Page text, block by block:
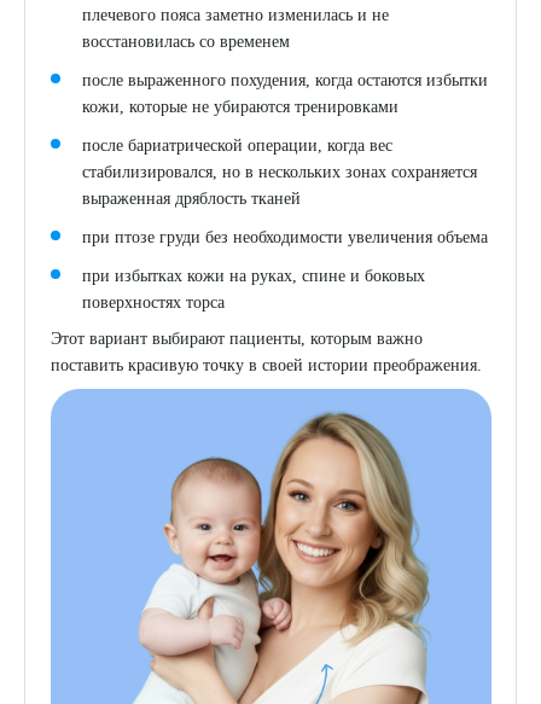
плечевого пояса заметно изменилась и не
восстановилась со временем
после выраженного похудения, когда остаются избытки
кожи, которые не убираются тренировками
после бариатрической операции, когда вес
стабилизировался, но в нескольких зонах сохраняется
выраженная дряблость тканей
при птозе груди без необходимости увеличения объема
при избытках кожи на руках, спине и боковых
поверхностях торса
Этот вариант выбирают пациенты, которым важно
поставить красивую точку в своей истории преображения.